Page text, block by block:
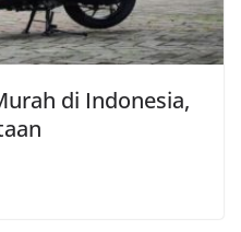
di Indonesia,